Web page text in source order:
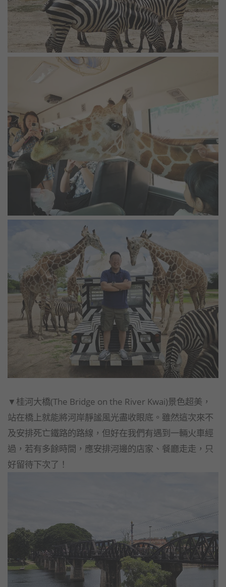
▼桂河大橋(The Bridge on the River Kwai)景色超美，
站在橋上就能將河岸靜謐風光盡收眼底。雖然這次來不
及安排死亡鐵路的路線，但好在我們有遇到一輛火車經
過，若有多餘時間，應安排河邊的店家、餐廳走走，只
好留待下次了！